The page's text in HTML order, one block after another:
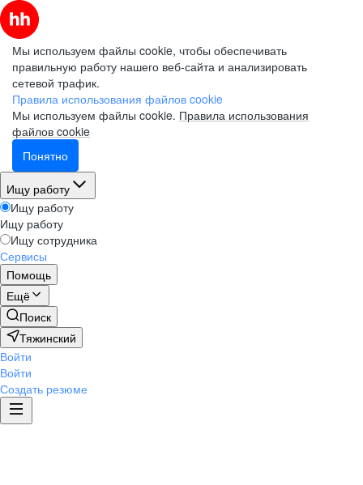
Мы используем файлы cookie, чтобы обеспечивать
правильную работу нашего веб-сайта и анализировать
сетевой трафик.
Правила использования файлов cookie
Мы используем файлы cookie. Правила использования
файлов cookie
Понятно
Ищу работу
Ищу работу
Ищу работу
Ищу сотрудника
Сервисы
Помощь
Ещё
Поиск
Тяжинский
Войти
Войти
Создать резюме